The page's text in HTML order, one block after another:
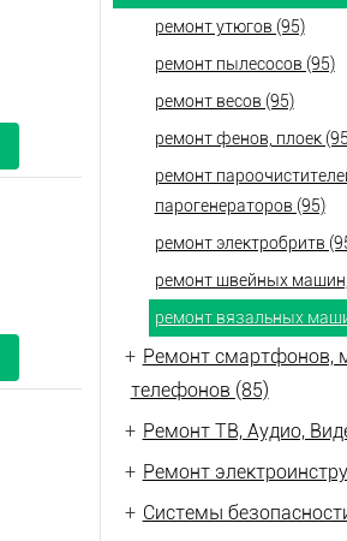
ремонт утюгов (95)
ремонт пылесосов (95)
ремонт весов (95)
ремонт фенов, плоек
ремонт
парогенераторов (95)
ремонт электробритв
ремонт швейных
ремонт вязальных
+ Ремонт смартфонов,
телефонов (85)
+ Ремонт ТВ, Аудио,
+ Ремонт
+ Системы